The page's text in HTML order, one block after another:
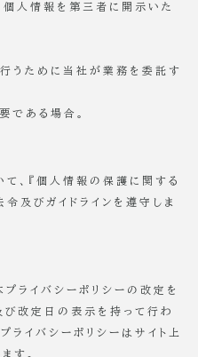
人情報を第三者に開示いた
うために当社が業務を委託す
である場合。
、『個人情報の保護に関する
及びガイドラインを遵守しま
ライバシーポリシーの改定を
改定日の表示を持って行わ
ライバシーポリシーはサイト上
す。